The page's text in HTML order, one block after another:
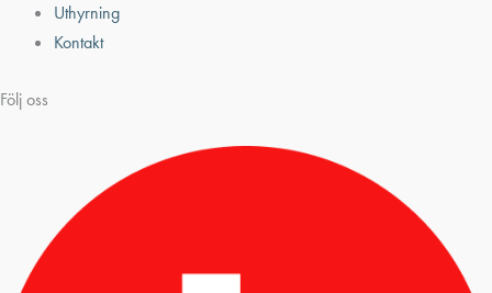
Uthyrning
Kontakt
Följ oss